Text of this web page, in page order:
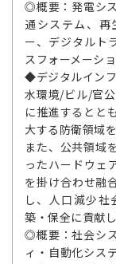
◎概要：発電シ
通システム、再
ー、デジタルト
スフォーメーシ
◆デジタルイン
水環境/ビル/官
に推進するとと
大する防衛領域
また、公共領域
ったハードウェ
を掛け合わせ融
し、人口減少
築・保全に貢献し
◎概要：社会シ
ィ・自動化シス